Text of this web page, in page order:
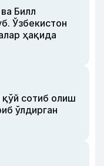
Билл
Ўзбекистон
ҳақида
сотиб олиш
ўлдирган